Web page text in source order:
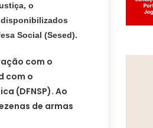
o
Social (Sesed).
com o
com o
(DFNSP). Ao
de armas